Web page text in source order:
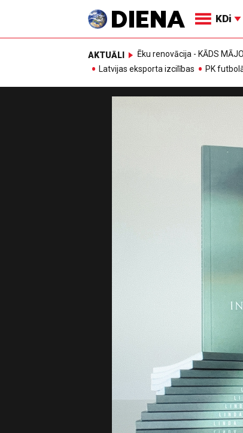
KDi
AKTUĀLI Ēku renovācija - KĀDS
Latvijas eksporta izcilības
PK